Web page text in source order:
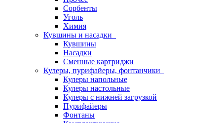
Сорбенты
Уголь
Химия
Кувшины и насадки
Кувшины
Насадки
Сменные картриджи
Кулеры, пурифайеры, фонтанчики
Кулеры напольные
Кулеры настольные
Кулеры с нижней загрузкой
Пурифайеры
Фонтаны